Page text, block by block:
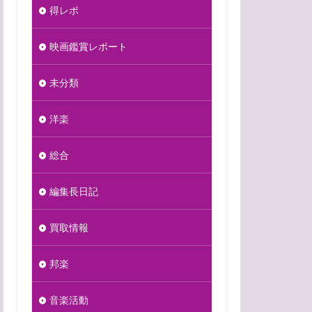
得レポ
映画鑑賞レポート
未分類
洋楽
総合
編集長日記
買取情報
邦楽
音楽活動